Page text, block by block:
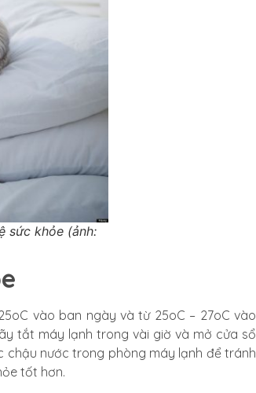
sức khỏe (ảnh:
vào ban ngày và từ 25oC – 27oC vào
tắt máy lạnh trong vài giờ và mở cửa sổ
chậu nước trong phòng máy lạnh để tránh
tốt hơn.